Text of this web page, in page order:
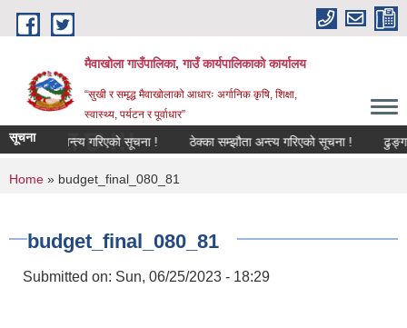
Skip to main content
मैवाखोला गाउँपालिका, गाउँ कार्यपालिकाको कार्यालय
“सुखी र समृद्ध मैवाखोलाको आधारः अर्गानिक कृषि, शिक्षा,
स्वास्थ्य, पर्यटन र पूर्वाधार”
छ !!!
सूचना
सम्झौता अन्त्य गरिएको सूचना ! ठेक्का सम्झौता अन्त्य गरिएको सूचना !
You are here
Home » budget_final_080_81
budget_final_080_81
Submitted on: Sun, 06/25/2023 - 18:29